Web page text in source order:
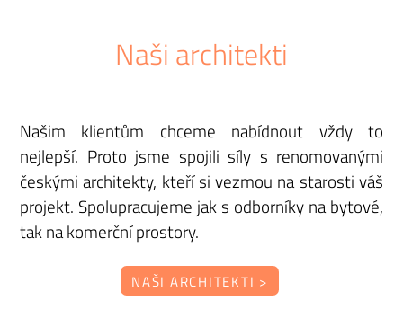
Naši architekti
Našim klientům chceme nabídnout vždy to
nejlepší. Proto jsme spojili síly s renomovanými
českými architekty, kteří si vezmou na starosti váš
projekt. Spolupracujeme jak s odborníky na bytové,
tak na komerční prostory.
NAŠI ARCHITEKTI >